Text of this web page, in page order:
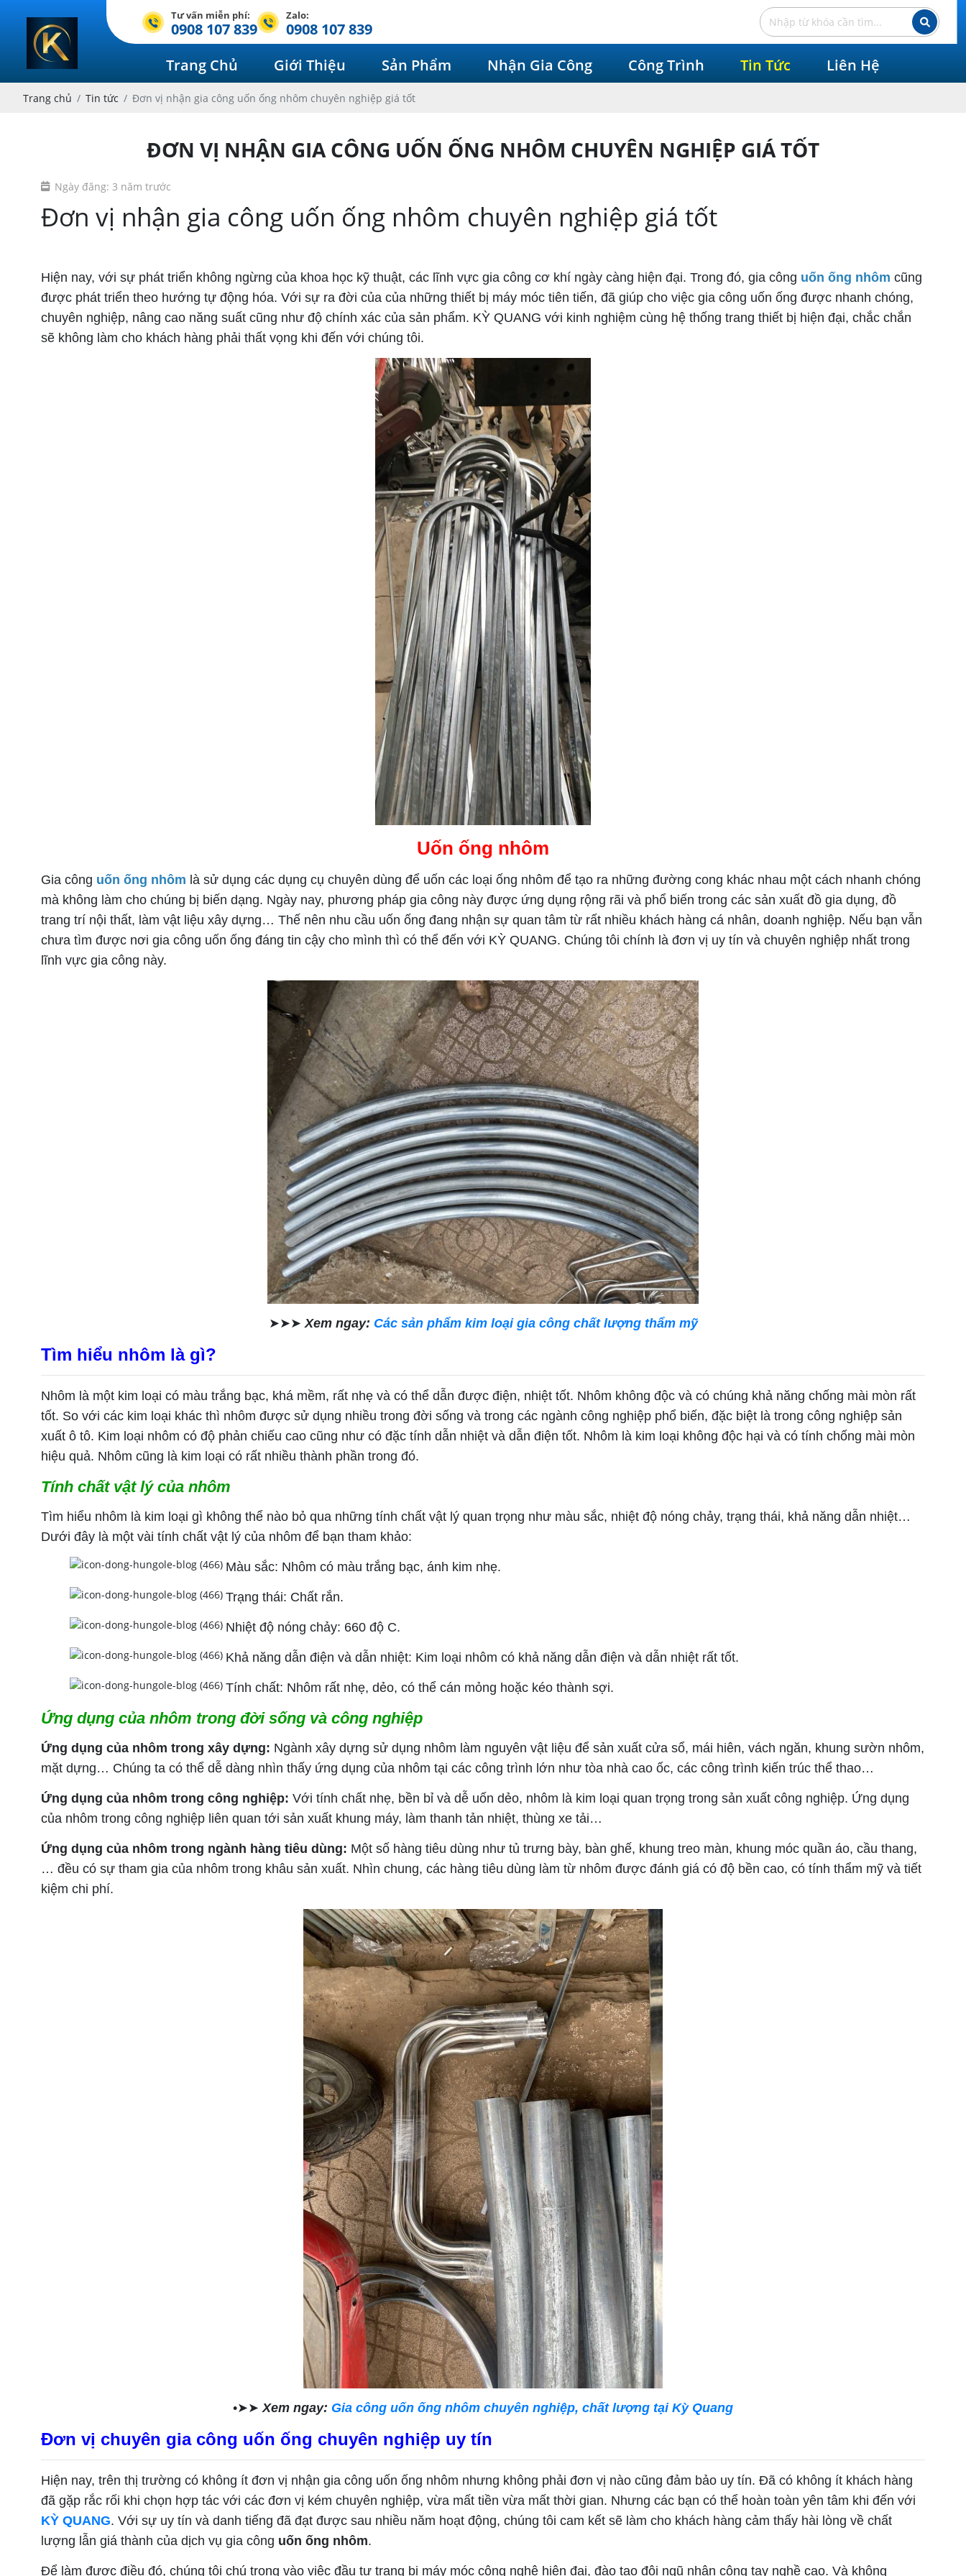
Tư vấn miễn phí:
0908 107 839
Zalo:
0908 107 839
Trang Chủ
Giới Thiệu Sản Phẩm Nhận Gia Công Công Trình Tin Tức Liên Hệ
Trang chủ Tin tức Đơn vị nhận gia công uốn ống nhôm chuyên nghiệp giá tốt
ĐƠN VỊ NHẬN GIA CÔNG UỐN ỐNG NHÔM CHUYÊN NGHIỆP GIÁ TỐT
Ngày đăng: 3 năm trước
Đơn vị nhận gia công uốn ống nhôm chuyên nghiệp giá tốt
Hiện nay, với sự phát triển không ngừng của khoa học kỹ thuật, các lĩnh vực gia công cơ khí ngày càng hiện đại. Trong đó, gia công uốn ống nhôm cũng
được phát triển theo hướng tự động hóa. Với sự ra đời của của những thiết bị máy móc tiên tiến, đã giúp cho việc gia công uốn ống được nhanh chóng,
chuyên nghiệp, nâng cao năng suất cũng như độ chính xác của sản phẩm. KỲ QUANG với kinh nghiệm cùng hệ thống trang thiết bị hiện đại, chắc chắn
sẽ không làm cho khách hàng phải thất vọng khi đến với chúng tôi.
Uốn ống nhôm
Gia công uốn ống nhôm là sử dụng các dụng cụ chuyên dùng để uốn các loại ống nhôm để tạo ra những đường cong khác nhau một cách nhanh chóng
mà không làm cho chúng bị biến dạng. Ngày nay, phương pháp gia công này được ứng dụng rộng rãi và phổ biến trong các sản xuất đồ gia dụng, đồ
trang trí nội thất, làm vật liệu xây dựng… Thế nên nhu cầu uốn ống đang nhận sự quan tâm từ rất nhiều khách hàng cá nhân, doanh nghiệp. Nếu bạn vẫn
chưa tìm được nơi gia công uốn ống đáng tin cậy cho mình thì có thể đến với KỲ QUANG. Chúng tôi chính là đơn vị uy tín và chuyên nghiệp nhất trong
lĩnh vực gia công này.
➤➤➤ Xem ngay: Các sản phẩm kim loại gia công chất lượng thẩm mỹ
Tìm hiểu nhôm là gì?
Nhôm là một kim loại có màu trắng bạc, khá mềm, rất nhẹ và có thể dẫn được điện, nhiệt tốt. Nhôm không độc và có chúng khả năng chống mài mòn rất
tốt. So với các kim loại khác thì nhôm được sử dụng nhiều trong đời sống và trong các ngành công nghiệp phổ biến, đặc biệt là trong công nghiệp sản
xuất ô tô. Kim loại nhôm có độ phản chiếu cao cũng như có đặc tính dẫn nhiệt và dẫn điện tốt. Nhôm là kim loại không độc hại và có tính chống mài mòn
hiệu quả. Nhôm cũng là kim loại có rất nhiều thành phần trong đó.
Tính chất vật lý của nhôm
Tìm hiểu nhôm là kim loại gì không thể nào bỏ qua những tính chất vật lý quan trọng như màu sắc, nhiệt độ nóng chảy, trạng thái, khả năng dẫn nhiệt…
Dưới đây là một vài tính chất vật lý của nhôm để bạn tham khảo:
Màu sắc: Nhôm có màu trắng bạc, ánh kim nhẹ.
Trạng thái: Chất rắn.
Nhiệt độ nóng chảy: 660 độ C.
Khả năng dẫn điện và dẫn nhiệt: Kim loại nhôm có khả năng dẫn điện và dẫn nhiệt rất tốt.
Tính chất: Nhôm rất nhẹ, dẻo, có thể cán mỏng hoặc kéo thành sợi.
Ứng dụng của nhôm trong đời sống và công nghiệp
Ứng dụng của nhôm trong xây dựng: Ngành xây dựng sử dụng nhôm làm nguyên vật liệu để sản xuất cửa sổ, mái hiên, vách ngăn, khung sườn nhôm,
mặt dựng… Chúng ta có thể dễ dàng nhìn thấy ứng dụng của nhôm tại các công trình lớn như tòa nhà cao ốc, các công trình kiến trúc thể thao…
Ứng dụng của nhôm trong công nghiệp: Với tính chất nhẹ, bền bỉ và dễ uốn dẻo, nhôm là kim loại quan trọng trong sản xuất công nghiệp. Ứng dụng
của nhôm trong công nghiệp liên quan tới sản xuất khung máy, làm thanh tản nhiệt, thùng xe tải…
Ứng dụng của nhôm trong ngành hàng tiêu dùng: Một số hàng tiêu dùng như tủ trưng bày, bàn ghế, khung treo màn, khung móc quần áo, cầu thang,
… đều có sự tham gia của nhôm trong khâu sản xuất. Nhìn chung, các hàng tiêu dùng làm từ nhôm được đánh giá có độ bền cao, có tính thẩm mỹ và tiết
kiệm chi phí.
•➤➤ Xem ngay: Gia công uốn ống nhôm chuyên nghiệp, chất lượng tại Kỳ Quang
Đơn vị chuyên gia công uốn ống chuyên nghiệp uy tín
Hiện nay, trên thị trường có không ít đơn vị nhận gia công uốn ống nhôm nhưng không phải đơn vị nào cũng đảm bảo uy tín. Đã có không ít khách hàng
đã gặp rắc rối khi chọn hợp tác với các đơn vị kém chuyên nghiệp, vừa mất tiền vừa mất thời gian. Nhưng các bạn có thể hoàn toàn yên tâm khi đến với
KỲ QUANG. Với sự uy tín và danh tiếng đã đạt được sau nhiều năm hoạt động, chúng tôi cam kết sẽ làm cho khách hàng cảm thấy hài lòng về chất
lượng lẫn giá thành của dịch vụ gia công uốn ống nhôm.
Để làm được điều đó, chúng tôi chú trọng vào việc đầu tư trang bị máy móc công nghệ hiện đại, đào tạo đội ngũ nhân công tay nghề cao. Và không